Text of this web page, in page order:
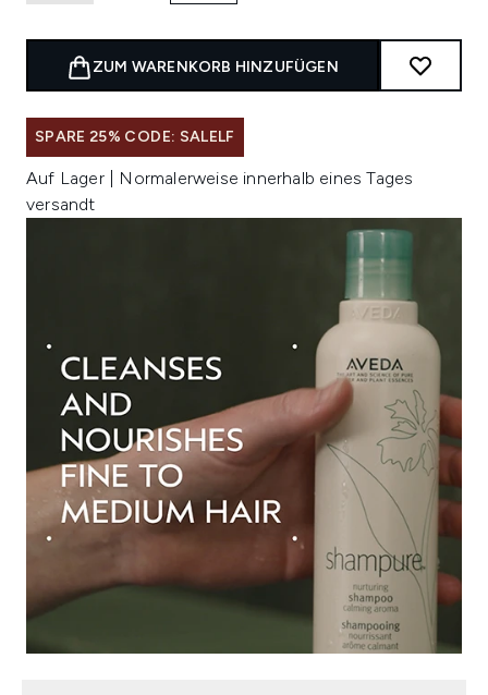
ZUM WARENKORB HINZUFÜGEN
SPARE 25% CODE: SALELF
Auf Lager | Normalerweise innerhalb eines Tages
versandt